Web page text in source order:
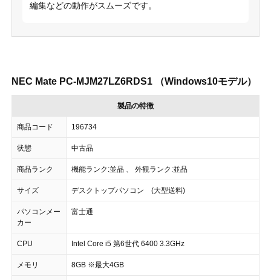
編集などの動作がスムーズです。
NEC Mate PC-MJM27LZ6RDS1 （Windows10モデル）
製品の特徴
商品コード 196734
状態 中古品
商品ランク 機能ランク:並品 、 外観ランク:並品
サイズ デスクトップパソコン (大型送料)
パソコンメー
カー
富士通
CPU Intel Core i5 第6世代 6400 3.3GHz
メモリ 8GB ※最大4GB